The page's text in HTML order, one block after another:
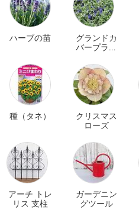
ハーブの苗
グランドカ
バープラン
種（タネ）
クリスマス
ローズ
アーチ トレ
リス 支柱
ガーデニン
グツール